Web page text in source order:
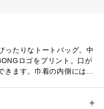
ったりなトートバッグ。中
ロゴをプリント。口が
ます。巾着の内側にはZI